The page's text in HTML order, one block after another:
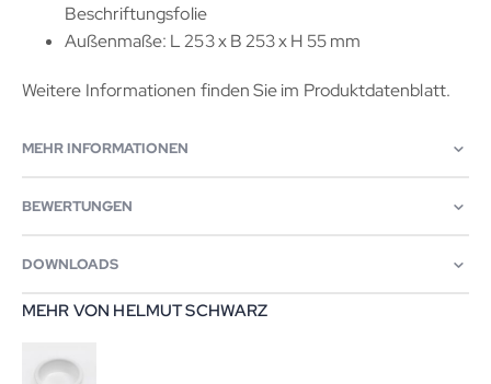
Beschriftungsfolie
Außenmaße: L 253 x B 253 x H 55 mm
Weitere Informationen finden Sie im Produktdatenblatt.
MEHR INFORMATIONEN
BEWERTUNGEN
DOWNLOADS
MEHR VON HELMUT SCHWARZ